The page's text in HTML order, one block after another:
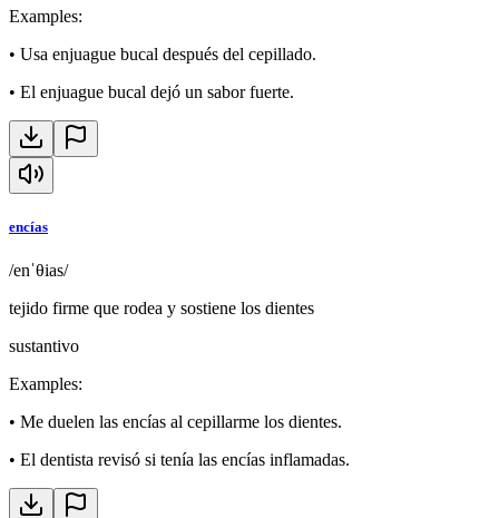
Examples:
• Usa enjuague bucal después del cepillado.
• El enjuague bucal dejó un sabor fuerte.
encías
/enˈθias/
tejido firme que rodea y sostiene los dientes
sustantivo
Examples:
• Me duelen las encías al cepillarme los dientes.
• El dentista revisó si tenía las encías inflamadas.